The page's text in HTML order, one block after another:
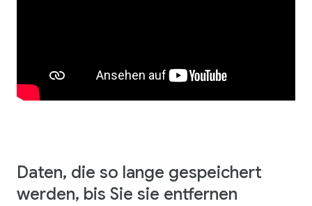
Daten, die so lange gespeichert
werden, bis Sie sie entfernen